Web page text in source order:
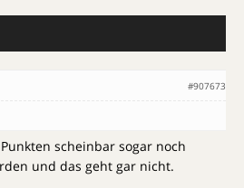
#907673
scheinbar sogar noch
und das geht gar nicht.